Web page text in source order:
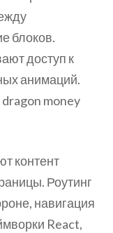
блоков.
доступ к
анимаций.
dragon money
контент
Роутинг
навигация
React,